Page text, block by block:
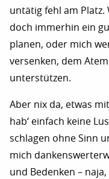
untätig fehl am
doch immerhin ein
planen, oder mich
versenken, dem
unterstützen.
Aber nix da, etwas
hab‘ einfach keine
schlagen ohne Sinn
mich
und Bedenken –